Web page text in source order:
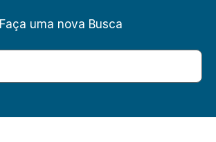
Faça uma nova Busca